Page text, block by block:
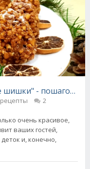
шишки" - пошаговый
2
очень красивое,
ваших гостей,
и, конечно,